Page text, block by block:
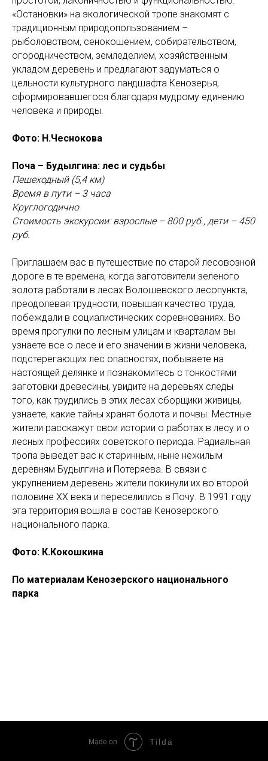
«Остановки» на экологической тропе знакомят с
традиционным природопользованием –
рыболовством, сенокошением, собирательством,
огородничеством, земледелием, хозяйственным
укладом деревень и предлагают задуматься о
цельности культурного ландшафта Кенозерья,
сформировавшегося благодаря мудрому единению
человека и природы.
Фото: Н.Чеснокова
Поча – Будылгина: лес и судьбы
Пешеходный (5,4 км)
Время в пути – 3 часа
Круглогодично
Стоимость экскурсии: взрослые – 800 руб., дети – 450
руб.
Приглашаем вас в путешествие по старой лесовозной
дороге в те времена, когда заготовители зеленого
золота работали в лесах Волошевского лесопункта,
преодолевая трудности, повышая качество труда,
побеждали в социалистических соревнованиях. Во
время прогулки по лесным улицам и кварталам вы
узнаете все о лесе и его значении в жизни человека,
подстерегающих лес опасностях, побываете на
настоящей делянке и познакомитесь с тонкостями
заготовки древесины, увидите на деревьях следы
того, как трудились в этих лесах сборщики живицы,
узнаете, какие тайны хранят болота и почвы. Местные
жители расскажут свои истории о работах в лесу и о
лесных профессиях советского периода. Радиальная
тропа выведет вас к старинным, ныне нежилым
деревням Будылгина и Потеряева. В связи с
укрупнением деревень жители покинули их во второй
половине XX века и переселились в Почу. В 1991 году
эта территория вошла в состав Кенозерского
национального парка.
Фото: К.Кокошкина
По материалам Кенозерского национального
парка
Made on Tilda